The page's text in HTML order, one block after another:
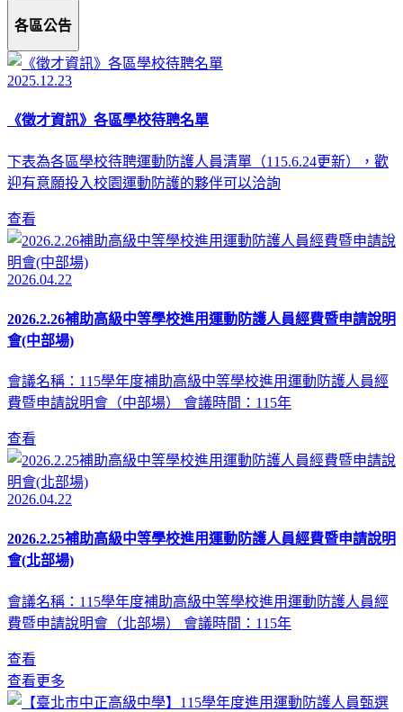
各區公告
2025.12.23
《徵才資訊》各區學校待聘名單
下表為各區學校待聘運動防護人員清單（115.6.24更新），歡
迎有意願投入校園運動防護的夥伴可以洽詢
查看
2026.04.22
2026.2.26補助高級中等學校進用運動防護人員經費暨申請說明
會(中部場)
會議名稱：115學年度補助高級中等學校進用運動防護人員經
費暨申請說明會（中部場） 會議時間：115年
查看
2026.04.22
2026.2.25補助高級中等學校進用運動防護人員經費暨申請說明
會(北部場)
會議名稱：115學年度補助高級中等學校進用運動防護人員經
費暨申請說明會（北部場） 會議時間：115年
查看
查看更多